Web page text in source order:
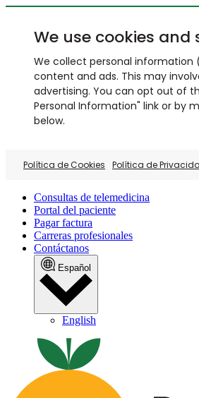
We use cookies
We collect personal information
content and ads. This may
advertising. You can opt out of
Personal Information" link or by
below.
Política de Cookies Política de
Consultas de telemedicina
Portal del paciente
Pagar factura
Carreras profesionales
Contáctanos
Español
English